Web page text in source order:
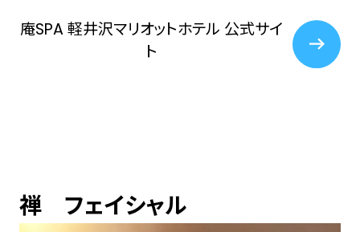
庵SPA 軽井沢マリオットホテル 公式サイ
ト
禅 フェイシャル